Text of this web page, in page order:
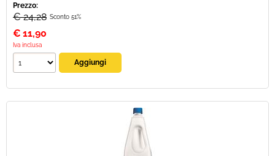
Prezzo:
€ 24,28 Sconto 51%
€ 11,90
Iva inclusa